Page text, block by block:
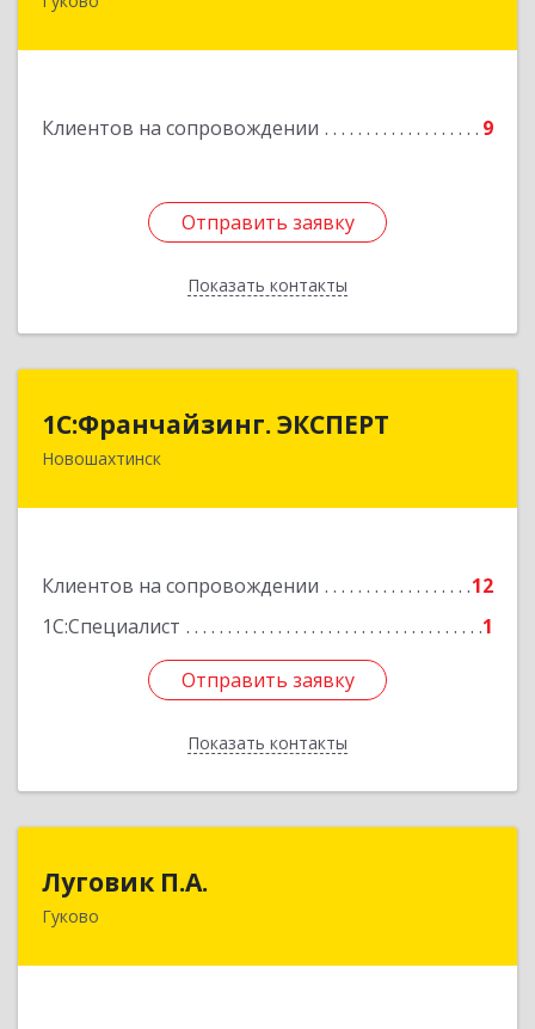
Клиентов на сопровождении 9
Отправить заявку
Показать контакты
Отправить заявку
Назад
1С:Франчайзинг. ЭКСПЕРТ
Новошахтинск
Клиентов на сопровождении
12
1С:Специалист
1
Отправить заявку
Показать контакты
1С:Франчайзинг. ЭКСПЕРТ
346901, Ростовская обл, Новошахтинск г,
Отправить заявку
Назад
Луговик П.А.
Гуково